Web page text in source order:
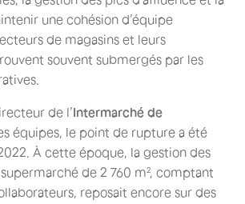
une cohésion d’équipe
de magasins et leurs
souvent submergés par les
de l’Intermarché de
équipes, le point de rupture a été
À cette époque, la gestion des
de 2 760 m², comptant
reposait encore sur des